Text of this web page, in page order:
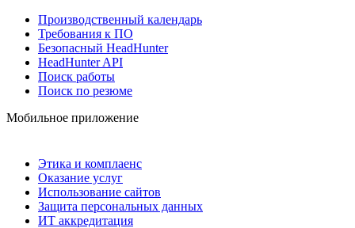
Производственный календарь
Требования к ПО
Безопасный HeadHunter
HeadHunter API
Поиск работы
Поиск по резюме
Мобильное приложение
Этика и комплаенс
Оказание услуг
Использование сайтов
Защита персональных данных
ИТ аккредитация